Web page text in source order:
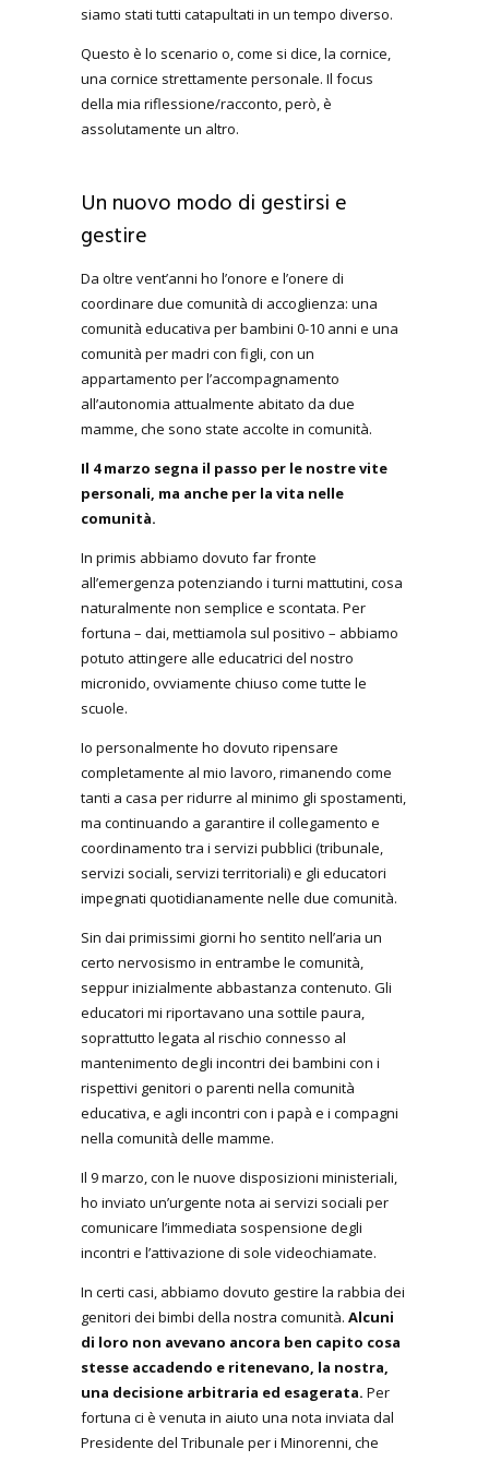
siamo stati tutti catapultati in un tempo diverso.
Questo è lo scenario o, come si dice, la cornice,
una cornice strettamente personale. Il focus
della mia riflessione/racconto, però, è
assolutamente un altro.
Un nuovo modo di gestirsi e
gestire
Da oltre vent’anni ho l’onore e l’onere di
coordinare due comunità di accoglienza: una
comunità educativa per bambini 0-10 anni e una
comunità per madri con figli, con un
appartamento per l’accompagnamento
all’autonomia attualmente abitato da due
mamme, che sono state accolte in comunità.
Il 4 marzo segna il passo per le nostre vite
personali, ma anche per la vita nelle
comunità.
In primis abbiamo dovuto far fronte
all’emergenza potenziando i turni mattutini, cosa
naturalmente non semplice e scontata. Per
fortuna – dai, mettiamola sul positivo – abbiamo
potuto attingere alle educatrici del nostro
micronido, ovviamente chiuso come tutte le
scuole.
Io personalmente ho dovuto ripensare
completamente al mio lavoro, rimanendo come
tanti a casa per ridurre al minimo gli spostamenti,
ma continuando a garantire il collegamento e
coordinamento tra i servizi pubblici (tribunale,
servizi sociali, servizi territoriali) e gli educatori
impegnati quotidianamente nelle due comunità.
Sin dai primissimi giorni ho sentito nell’aria un
certo nervosismo in entrambe le comunità,
seppur inizialmente abbastanza contenuto. Gli
educatori mi riportavano una sottile paura,
soprattutto legata al rischio connesso al
mantenimento degli incontri dei bambini con i
rispettivi genitori o parenti nella comunità
educativa, e agli incontri con i papà e i compagni
nella comunità delle mamme.
Il 9 marzo, con le nuove disposizioni ministeriali,
ho inviato un’urgente nota ai servizi sociali per
comunicare l’immediata sospensione degli
incontri e l’attivazione di sole videochiamate.
In certi casi, abbiamo dovuto gestire la rabbia dei
genitori dei bimbi della nostra comunità. Alcuni
di loro non avevano ancora ben capito cosa
stesse accadendo e ritenevano, la nostra,
una decisione arbitraria ed esagerata. Per
fortuna ci è venuta in aiuto una nota inviata dal
Presidente del Tribunale per i Minorenni, che